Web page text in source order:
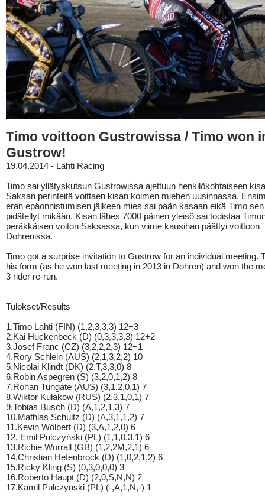
Timo voittoon Gustrowissa / Timo won
Gustrow!
19.04.2014 - Lahti Racing
Timo sai yllätyskutsun Gustrowissa ajettuun henkilökohtaiseen
Saksan perinteitä voittaen kisan kolmen miehen uusinnassa.
erän epäonnistumisen jälkeen mies sai pään kasaan eikä Timo
pidätellyt mikään. Kisan lähes 7000 päinen yleisö sai todistaa
peräkkäisen voiton Saksassa, kun viime kausihan päättyi voittoon
Dohrenissa.
Timo got a surprise invitation to Gustrow for an individual meeting.
his form (as he won last meeting in 2013 in Dohren) and won the
3 rider re-run.
Tulokset/Results
1.Timo Lahti (FIN) (1,2,3,3,3) 12+3
2.Kai Huckenbeck (D) (0,3,3,3,3) 12+2
3.Josef Franc (CZ) (3,2,2,2,3) 12+1
4.Rory Schlein (AUS) (2,1,3,2,2) 10
5.Nicolai Klindt (DK) (2,T,3,3,0) 8
6.Robin Aspegren (S) (3,2,0,1,2) 8
7.Rohan Tungate (AUS) (3,1,2,0,1) 7
8.Wiktor Kułakow (RUS) (2,3,1,0,1) 7
9.Tobias Busch (D) (A,1,2,1,3) 7
10.Mathias Schultz (D) (A,3,1,1,2) 7
11.Kevin Wölbert (D) (3,A,1,2,0) 6
12. Emil Pulczyński (PL) (1,1,0,3,1) 6
13.Richie Worrall (GB) (1,2,2M,2,1) 6
14.Christian Hefenbrock (D) (1,0,2,1,2) 6
15.Ricky Kling (S) (0,3,0,0,0) 3
16.Roberto Haupt (D) (2,0,S,N,N) 2
17.Kamil Pulczynski (PL) (-,A,1,N,-) 1